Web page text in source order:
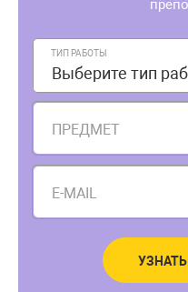
ТИП РАБОТЫ
Выберите тип
ПРЕДМЕТ
E-MAIL